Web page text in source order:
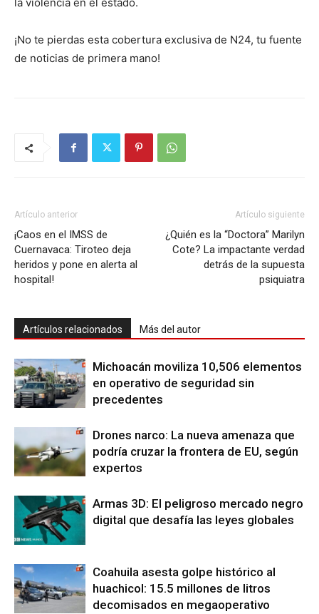
¡No te pierdas esta cobertura exclusiva de N24, tu fuente
de noticias de primera mano!
Artículo anterior
¡Caos en el IMSS de
Cuernavaca: Tiroteo deja
heridos y pone en alerta al
hospital!
Artículo siguiente
¿Quién es la “Doctora” Marilyn
Cote? La impactante verdad
detrás de la supuesta
psiquiatra
Artículos relacionados Más del autor
Michoacán moviliza 10,506 elementos
en operativo de seguridad sin
precedentes
Drones narco: La nueva amenaza que
podría cruzar la frontera de EU, según
expertos
Armas 3D: El peligroso mercado negro
digital que desafía las leyes globales
Coahuila asesta golpe histórico al
huachicol: 15.5 millones de litros
decomisados en megaoperativo